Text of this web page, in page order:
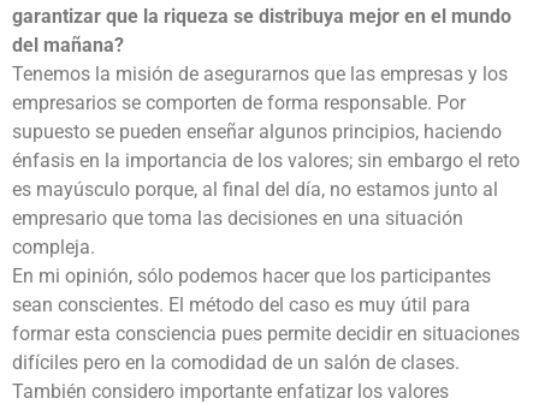
garantizar que la riqueza se distribuya mejor en el mundo
del mañana?
Tenemos la misión de asegurarnos que las empresas y los
empresarios se comporten de forma responsable. Por
supuesto se pueden enseñar algunos principios, haciendo
énfasis en la importancia de los valores; sin embargo el reto
es mayúsculo porque, al final del día, no estamos junto al
empresario que toma las decisiones en una situación
compleja.
En mi opinión, sólo podemos hacer que los participantes
sean conscientes. El método del caso es muy útil para
formar esta consciencia pues permite decidir en situaciones
difíciles pero en la comodidad de un salón de clases.
También considero importante enfatizar los valores